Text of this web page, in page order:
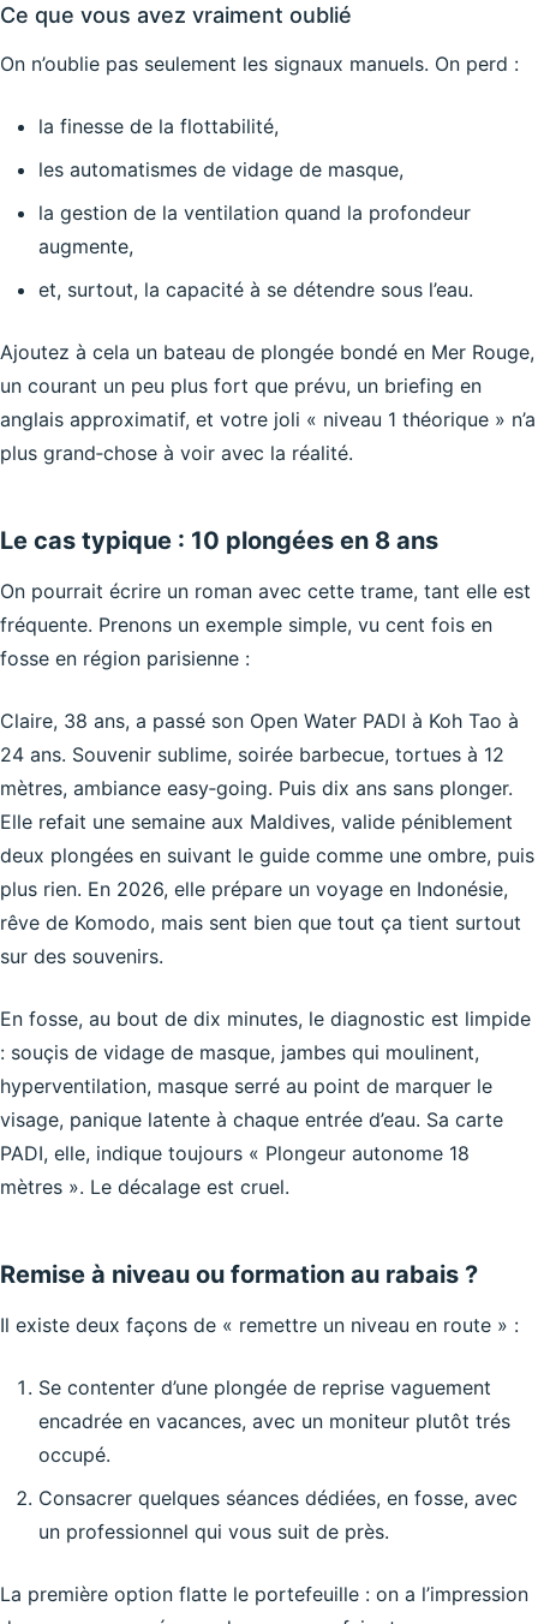
Ce que vous avez vraiment oublié
On n’oublie pas seulement les signaux manuels. On perd :
la finesse de la flottabilité,
les automatismes de vidage de masque,
la gestion de la ventilation quand la profondeur
augmente,
et, surtout, la capacité à se détendre sous l’eau.
Ajoutez à cela un bateau de plongée bondé en Mer Rouge,
un courant un peu plus fort que prévu, un briefing en
anglais approximatif, et votre joli « niveau 1 théorique » n’a
plus grand‑chose à voir avec la réalité.
Le cas typique : 10 plongées en 8 ans
On pourrait écrire un roman avec cette trame, tant elle est
fréquente. Prenons un exemple simple, vu cent fois en
fosse en région parisienne :
Claire, 38 ans, a passé son Open Water PADI à Koh Tao à
24 ans. Souvenir sublime, soirée barbecue, tortues à 12
mètres, ambiance easy‑going. Puis dix ans sans plonger.
Elle refait une semaine aux Maldives, valide péniblement
deux plongées en suivant le guide comme une ombre, puis
plus rien. En 2026, elle prépare un voyage en Indonésie,
rêve de Komodo, mais sent bien que tout ça tient surtout
sur des souvenirs.
En fosse, au bout de dix minutes, le diagnostic est limpide
: souçis de vidage de masque, jambes qui moulinent,
hyperventilation, masque serré au point de marquer le
visage, panique latente à chaque entrée d’eau. Sa carte
PADI, elle, indique toujours « Plongeur autonome 18
mètres ». Le décalage est cruel.
Remise à niveau ou formation au rabais ?
Il existe deux façons de « remettre un niveau en route » :
Se contenter d’une plongée de reprise vaguement
encadrée en vacances, avec un moniteur plutôt trés
occupé.
Consacrer quelques séances dédiées, en fosse, avec
un professionnel qui vous suit de près.
La première option flatte le portefeuille : on a l’impression